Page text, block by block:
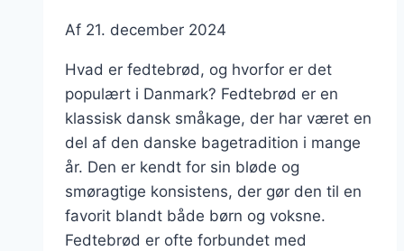
Af 21. december 2024
Hvad er fedtebrød, og hvorfor er det
populært i Danmark? Fedtebrød er en
klassisk dansk småkage, der har været en
del af den danske bagetradition i mange
år. Den er kendt for sin bløde og
smøragtige konsistens, der gør den til en
favorit blandt både børn og voksne.
Fedtebrød er ofte forbundet med